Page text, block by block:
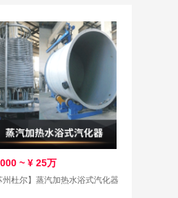
~ ¥ 25万
州杜尔】蒸汽加热水浴式汽化器